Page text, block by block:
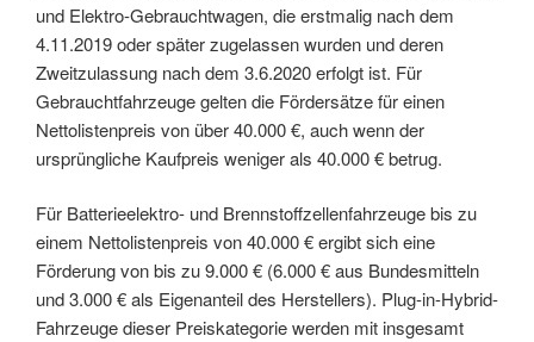
und Elektro-Gebrauchtwagen, die erstmalig nach dem
4.11.2019 oder später zugelassen wurden und deren
Zweitzulassung nach dem 3.6.2020 erfolgt ist. Für
Gebrauchtfahrzeuge gelten die Fördersätze für einen
Nettolistenpreis von über 40.000 €, auch wenn der
ursprüngliche Kaufpreis weniger als 40.000 € betrug.
Für Batterieelektro- und Brennstoffzellenfahrzeuge bis zu
einem Nettolistenpreis von 40.000 € ergibt sich eine
Förderung von bis zu 9.000 € (6.000 € aus Bundesmitteln
und 3.000 € als Eigenanteil des Herstellers). Plug-in-Hybrid-
Fahrzeuge dieser Preiskategorie werden mit insgesamt